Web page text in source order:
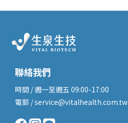
聯絡我們
時間 / 週一至週五 09:00-17:00
電郵 / service@vitalhealth.com.tw